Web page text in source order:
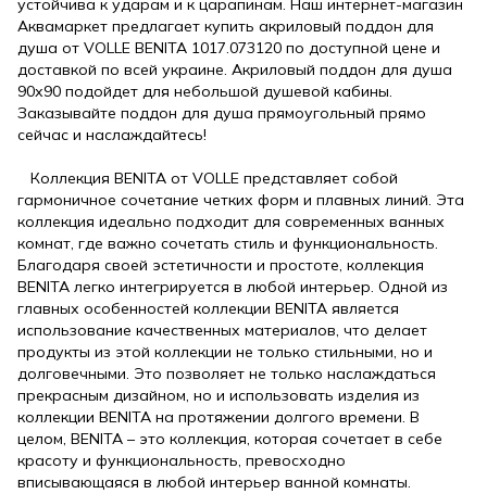
устойчива к ударам и к царапинам. Наш интернет-магазин
Аквамаркет предлагает купить акриловый поддон для
душа от VOLLE BENITA 1017.073120 по доступной цене и
доставкой по всей украине. Акриловый поддон для душа
90х90 подойдет для небольшой душевой кабины.
Заказывайте поддон для душа прямоугольный прямо
сейчас и наслаждайтесь!
Коллекция BENITA от VOLLE представляет собой
гармоничное сочетание четких форм и плавных линий. Эта
коллекция идеально подходит для современных ванных
комнат, где важно сочетать стиль и функциональность.
Благодаря своей эстетичности и простоте, коллекция
BENITA легко интегрируется в любой интерьер. Одной из
главных особенностей коллекции BENITA является
использование качественных материалов, что делает
продукты из этой коллекции не только стильными, но и
долговечными. Это позволяет не только наслаждаться
прекрасным дизайном, но и использовать изделия из
коллекции BENITA на протяжении долгого времени. В
целом, BENITA – это коллекция, которая сочетает в себе
красоту и функциональность, превосходно
вписывающаяся в любой интерьер ванной комнаты.